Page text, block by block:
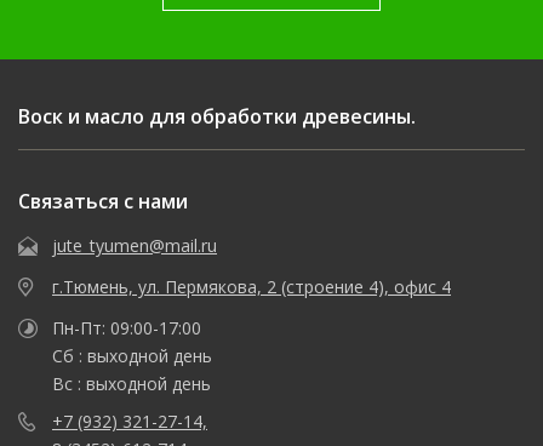
Воск и масло для обработки древесины.
Связаться с нами
jute_tyumen@mail.ru
г.Тюмень, ул. Пермякова, 2 (строение 4), офис 4
Пн-Пт: 09:00-17:00
Сб : выходной день
Вс : выходной день
+7 (932) 321-27-14,